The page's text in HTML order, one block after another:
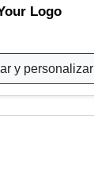
Logo
y personalizar